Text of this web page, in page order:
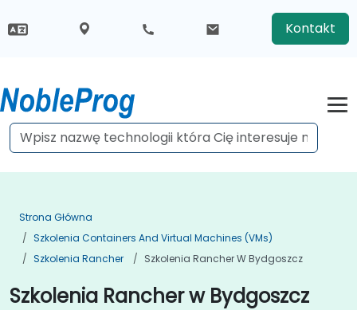
Kontakt
Strona Główna
Szkolenia Containers And Virtual Machines (VMs)
Szkolenia Rancher
Szkolenia Rancher W Bydgoszcz
Szkolenia Rancher w Bydgoszcz